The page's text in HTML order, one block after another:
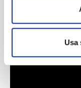
Usa